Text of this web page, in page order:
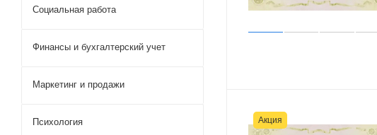
Акция
Социальная работа
Финансы и бухгалтерский учет
Маркетинг и продажи
Психология